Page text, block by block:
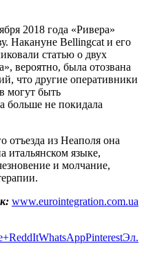
2018 года «Ривера»
Накануне Bellingcat и его
статью о двух
вероятно, была отозвана
что другие оперативники
могут быть
больше не покидала
отъезда из Неаполя она
итальянском языке,
и молчание,
www.eurointegration.com.ua
ReddItWhatsAppPinterestЭл.